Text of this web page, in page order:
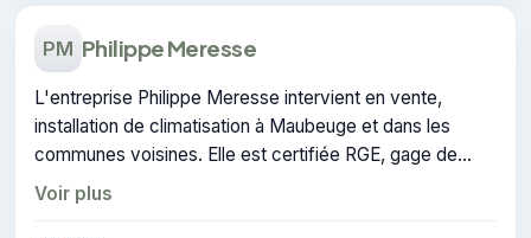
PM Philippe Meresse
L'entreprise Philippe Meresse intervient en vente,
installation de climatisation à Maubeuge et dans les
communes voisines. Elle est certifiée RGE, gage de
conformité sur les interventions réalisées.
Voir plus